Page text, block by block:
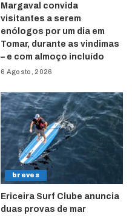
Margaval convida
visitantes a serem
enólogos por um dia em
Tomar, durante as vindimas
– e com almoço incluído
6 Agosto, 2026
breves
Ericeira Surf Clube anuncia
duas provas de mar